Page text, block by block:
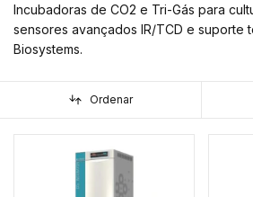
Incubadoras de CO2 e Tri-Gás para
sensores avançados IR/TCD e suporte
Biosystems.
Ordenar